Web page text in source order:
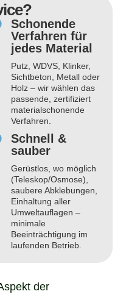
Schonende
Verfahren für
jedes Material
Putz, WDVS, Klinker,
Sichtbeton, Metall oder
Holz – wir wählen das
passende, zertifiziert
materialschonende
Verfahren.
Schnell &
sauber
Gerüstlos, wo möglich
(Teleskop/Osmose),
saubere Abklebungen,
Einhaltung aller
Umweltauflagen –
minimale
Beeinträchtigung im
laufenden Betrieb.
der